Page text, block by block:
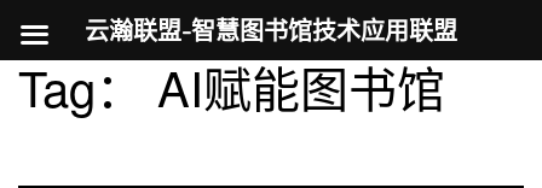
跳Tag： AI赋能图书馆
云瀚联盟-智慧图书馆技术应用联盟